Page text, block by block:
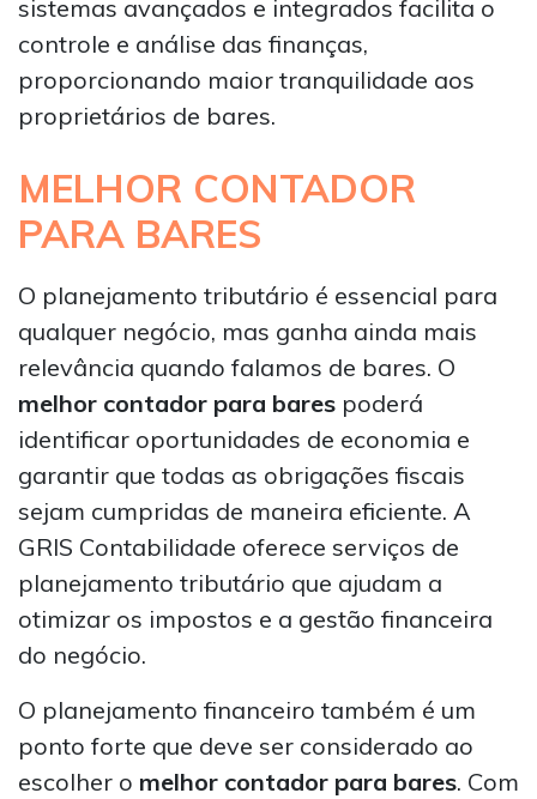
sistemas avançados e integrados facilita o
controle e análise das finanças,
proporcionando maior tranquilidade aos
proprietários de bares.
MELHOR CONTADOR
PARA BARES
O planejamento tributário é essencial para
qualquer negócio, mas ganha ainda mais
relevância quando falamos de bares. O
melhor contador para bares poderá
identificar oportunidades de economia e
garantir que todas as obrigações fiscais
sejam cumpridas de maneira eficiente. A
GRIS Contabilidade oferece serviços de
planejamento tributário que ajudam a
otimizar os impostos e a gestão financeira
do negócio.
O planejamento financeiro também é um
ponto forte que deve ser considerado ao
escolher o melhor contador para bares. Com